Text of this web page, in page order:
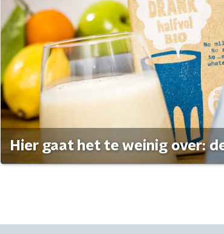
Hier gaat het te weinig over: